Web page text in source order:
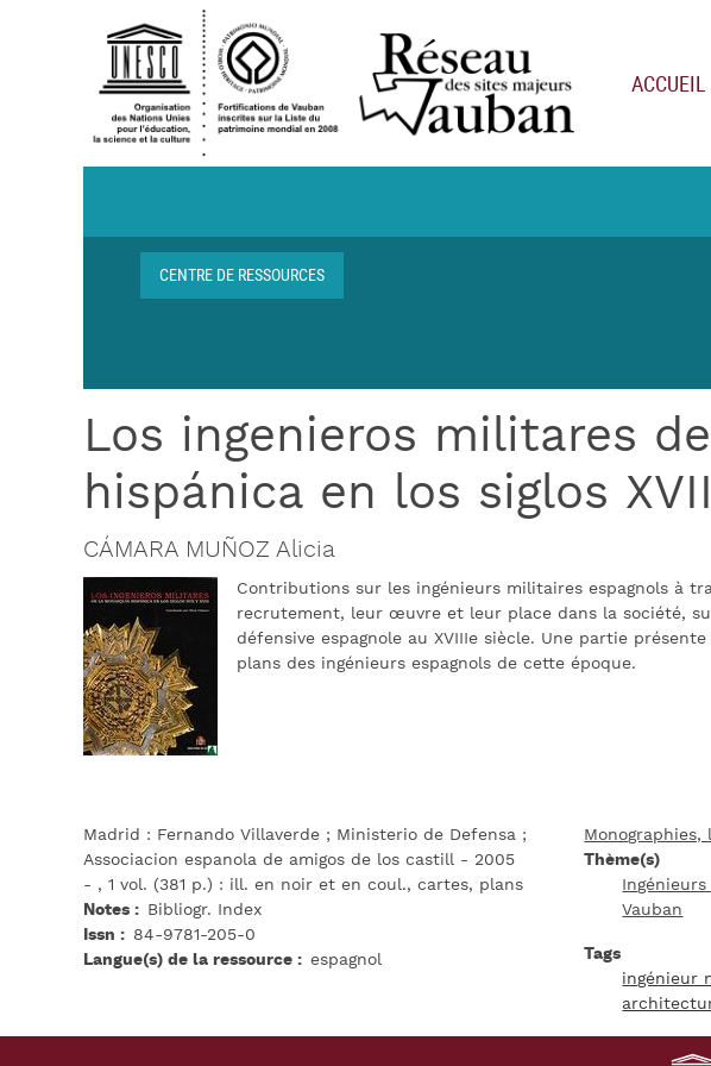
Aller au contenu principal
ACCUEIL
Fil d'Ariane
CENTRE DE RESSOURCES
Los ingenieros militares
hispánica en los siglos XVII
CÁMARA MUÑOZ Alicia
Contributions sur les ingénieurs militaires espagnols à
recrutement, leur œuvre et leur place dans la société,
défensive espagnole au XVIIIe siècle. Une partie
plans des ingénieurs espagnols de cette époque.
Madrid : Fernando Villaverde ; Ministerio de Defensa ;
Associacion espanola de amigos de los castill - 2005
- , 1 vol. (381 p.) : ill. en noir et en coul., cartes, plans
Notes
Bibliogr. Index
Issn
84-9781-205-0
Langue(s) de la ressource
espagnol
Monographies,
Thème(s)
Vauban
Tags
ingénieur